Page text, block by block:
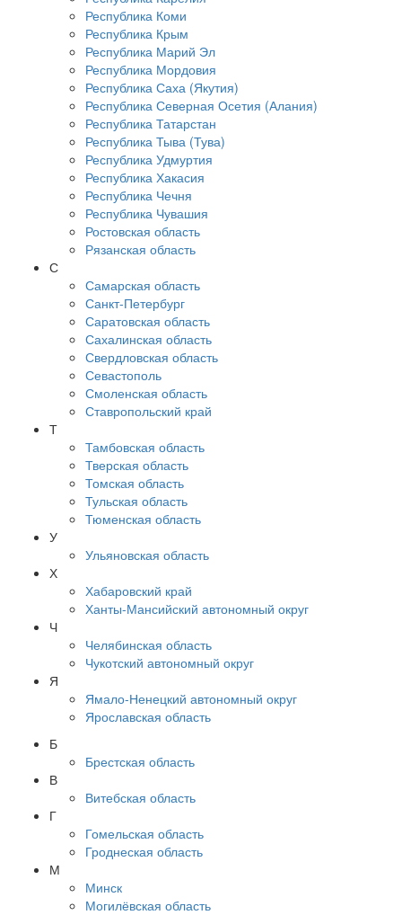
Республика Коми
Республика Крым
Республика Марий Эл
Республика Мордовия
Республика Саха (Якутия)
Республика Северная Осетия (Алания)
Республика Татарстан
Республика Тыва (Тува)
Республика Удмуртия
Республика Хакасия
Республика Чечня
Республика Чувашия
Ростовская область
Рязанская область
С
Самарская область
Санкт-Петербург
Саратовская область
Сахалинская область
Свердловская область
Севастополь
Смоленская область
Ставропольский край
Т
Тамбовская область
Тверская область
Томская область
Тульская область
Тюменская область
У
Ульяновская область
Х
Хабаровский край
Ханты-Мансийский автономный округ
Ч
Челябинская область
Чукотский автономный округ
Я
Ямало-Ненецкий автономный округ
Ярославская область
Б
Брестская область
В
Витебская область
Г
Гомельская область
Гроднеская область
М
Минск
Могилёвская область